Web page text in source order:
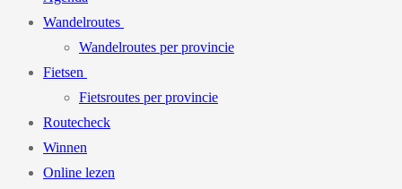
Wandelroutes
Wandelroutes per provincie
Fietsen
Fietsroutes per provincie
Routecheck
Winnen
Online lezen